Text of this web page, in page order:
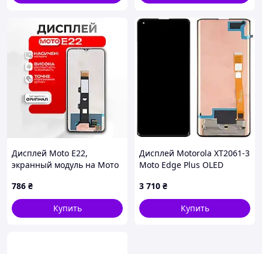
Дисплей Moto E22,
экранный модуль на Мото
786 ₴
Купить
Дисплей Motorola XT2061-3
Moto Edge Plus OLED
3 710 ₴
Купить